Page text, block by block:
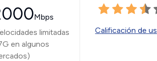
Mbps
limitadas
en algunos
Calificación de